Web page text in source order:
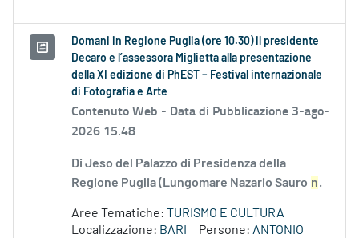
Domani in Regione Puglia (ore 10.30) il presidente
Decaro e l’assessora Miglietta alla presentazione
della XI edizione di PhEST – Festival internazionale
di Fotografia e Arte
Contenuto Web - Data di Pubblicazione 3-ago-
2026 15.48
Di Jeso del Palazzo di Presidenza della
Regione Puglia (Lungomare Nazario Sauro n.
Aree Tematiche: TURISMO E CULTURA
Localizzazione: BARI Persone: ANTONIO